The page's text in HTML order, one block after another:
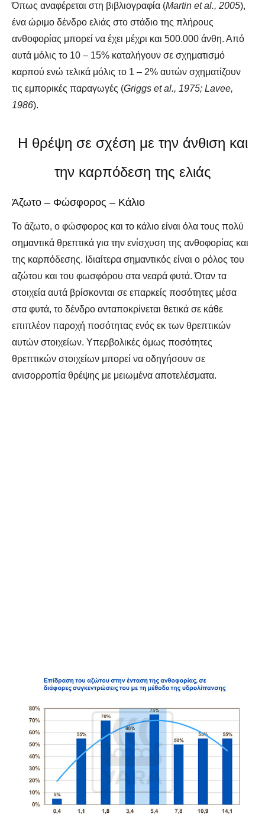
Όπως αναφέρεται στη βιβλιογραφία (Martin et al., 2005),
ένα ώριμο δένδρο ελιάς στο στάδιο της πλήρους
ανθοφορίας μπορεί να έχει μέχρι και 500.000 άνθη. Από
αυτά μόλις το 10 – 15% καταλήγουν σε σχηματισμό
καρπού ενώ τελικά μόλις το 1 – 2% αυτών σχηματίζουν
τις εμπορικές παραγωγές (Griggs et al., 1975; Lavee,
1986).
Η θρέψη σε σχέση με την άνθιση και
την καρπόδεση της ελιάς
Άζωτο – Φώσφορος – Κάλιο
Το άζωτο, ο φώσφορος και το κάλιο είναι όλα τους πολύ
σημαντικά θρεπτικά για την ενίσχυση της ανθοφορίας και
της καρπόδεσης. Ιδιαίτερα σημαντικός είναι ο ρόλος του
αζώτου και του φωσφόρου στα νεαρά φυτά. Όταν τα
στοιχεία αυτά βρίσκονται σε επαρκείς ποσότητες μέσα
στα φυτά, το δένδρο ανταποκρίνεται θετικά σε κάθε
επιπλέον παροχή ποσότητας ενός εκ των θρεπτικών
αυτών στοιχείων. Υπερβολικές όμως ποσότητες
θρεπτικών στοιχείων μπορεί να οδηγήσουν σε
ανισορροπία θρέψης με μειωμένα αποτελέσματα.